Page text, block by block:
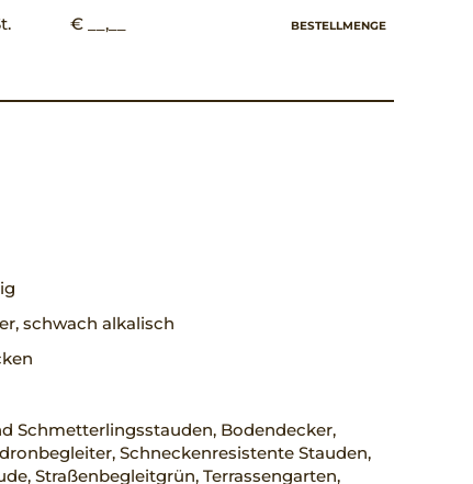
€ __,__ BESTELLMENGE
schwach alkalisch
Schmetterlingsstauden, Bodendecker,
Schneckenresistente Stauden,
Straßenbegleitgrün, Terrassengarten,